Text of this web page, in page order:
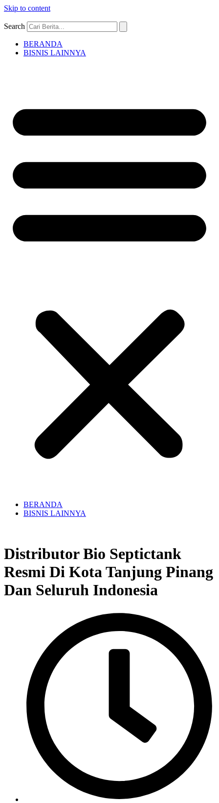
Skip to content
Search
BERANDA
BISNIS LAINNYA
BERANDA
BISNIS LAINNYA
Distributor Bio Septictank
Resmi Di Kota Tanjung Pinang
Dan Seluruh Indonesia